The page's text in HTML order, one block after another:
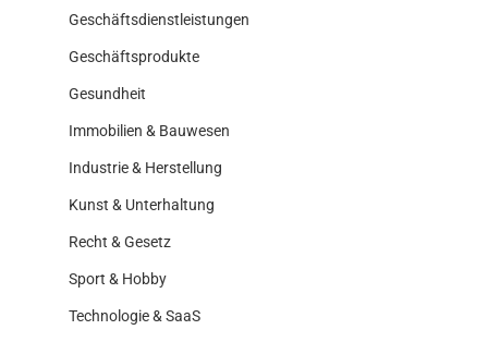
Geschäftsdienstleistungen
Geschäftsprodukte
Gesundheit
Immobilien & Bauwesen
Industrie & Herstellung
Kunst & Unterhaltung
Recht & Gesetz
Sport & Hobby
Technologie & SaaS